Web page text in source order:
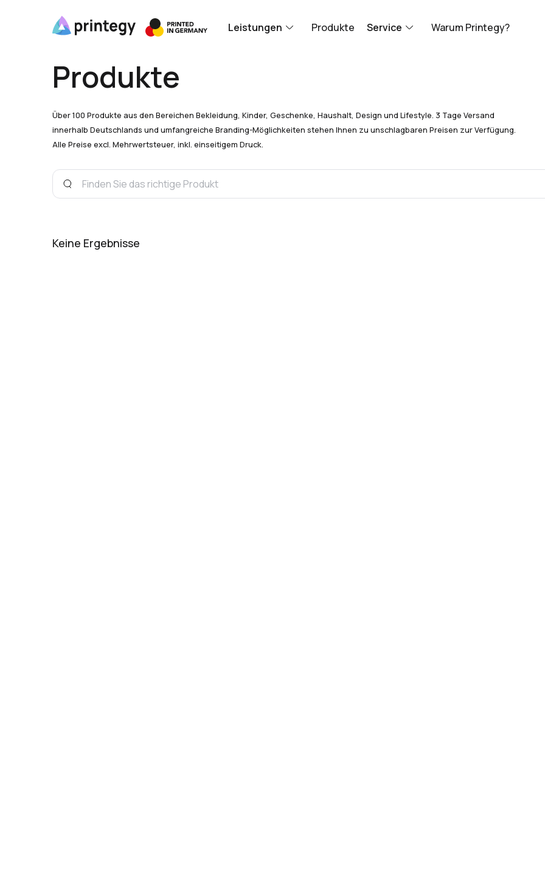
Leistungen Produkte Service Warum Printegy?
Produkte
Über 100 Produkte aus den Bereichen Bekleidung, Kinder, Geschenke, Haushalt, Design und Lifestyle. 3 Tage Versand
innerhalb Deutschlands und umfangreiche Branding-Möglichkeiten stehen Ihnen zu unschlagbaren Preisen zur Verfügung.
Alle Preise excl. Mehrwertsteuer, inkl. einseitigem Druck.
Keine Ergebnisse